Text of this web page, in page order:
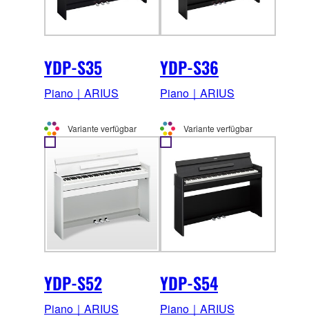
YDP-S35
Piano｜ARIUS
Variante verfügbar
YDP-S36
Piano｜ARIUS
Variante verfügbar
YDP-S52
Piano｜ARIUS
YDP-S54
Piano｜ARIUS